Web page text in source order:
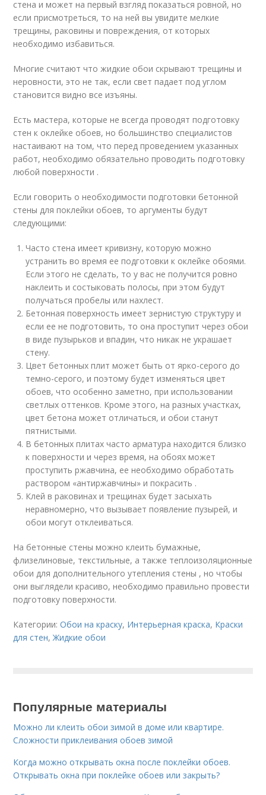
стена и может на первый взгляд показаться ровной, но
если присмотреться, то на ней вы увидите мелкие
трещины, раковины и повреждения, от которых
необходимо избавиться.
Многие считают что жидкие обои скрывают трещины и
неровности, это не так, если свет падает под углом
становится видно все изъяны.
Есть мастера, которые не всегда проводят подготовку
стен к оклейке обоев, но большинство специалистов
настаивают на том, что перед проведением указанных
работ, необходимо обязательно проводить подготовку
любой поверхности .
Если говорить о необходимости подготовки бетонной
стены для поклейки обоев, то аргументы будут
следующими:
Часто стена имеет кривизну, которую можно
устранить во время ее подготовки к оклейке обоями.
Если этого не сделать, то у вас не получится ровно
наклеить и состыковать полосы, при этом будут
получаться пробелы или нахлест.
Бетонная поверхность имеет зернистую структуру и
если ее не подготовить, то она проступит через обои
в виде пузырьков и впадин, что никак не украшает
стену.
Цвет бетонных плит может быть от ярко-серого до
темно-серого, и поэтому будет изменяться цвет
обоев, что особенно заметно, при использовании
светлых оттенков. Кроме этого, на разных участках,
цвет бетона может отличаться, и обои станут
пятнистыми.
В бетонных плитах часто арматура находится близко
к поверхности и через время, на обоях может
проступить ржавчина, ее необходимо обработать
раствором «антиржавчины» и покрасить .
Клей в раковинах и трещинах будет засыхать
неравномерно, что вызывает появление пузырей, и
обои могут отклеиваться.
На бетонные стены можно клеить бумажные,
флизелиновые, текстильные, а также теплоизоляционные
обои для дополнительного утепления стены , но чтобы
они выглядели красиво, необходимо правильно провести
подготовку поверхности.
Категории:Обои на краску, Интерьерная краска, Краски
для стен,Жидкие обои
Популярные материалы
Можно ли клеить обои зимой в доме или квартире.
Сложности приклеивания обоев зимой
Когда можно открывать окна после поклейки обоев.
Открывать окна при поклейке обоев или закрыть?